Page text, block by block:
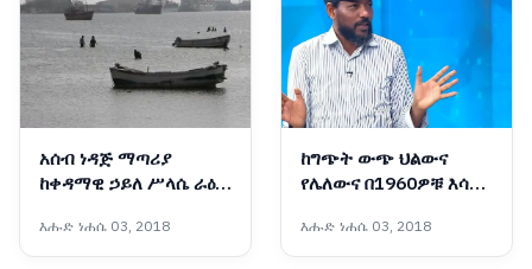
አሰብ ነዳጅ ማጣሪያ
ከቀዳማዊ ኃይለ ሥላሴ ራዕይ
አሳዛኝ የታሪክ ምዕራፍ
እሑድ ነሐሴ 03, 2018
ከግጭት ውጭ ህልውና
የሌለውና በ1960ዎቹ እሳቤ
የሕወሓት ቡድን ማንነት
እሑድ ነሐሴ 03, 2018